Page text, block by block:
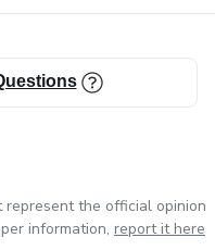
the official opinion
information, report it here